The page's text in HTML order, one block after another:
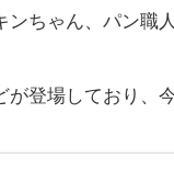
ちゃん、パン職
登場しており、